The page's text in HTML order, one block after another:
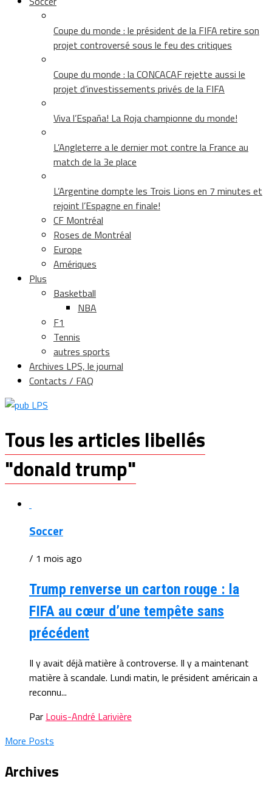
Coupe du monde : le président de la FIFA retire son
projet controversé sous le feu des critiques
Coupe du monde : la CONCACAF rejette aussi le
projet d’investissements privés de la FIFA
Viva l’España! La Roja championne du monde!
L’Angleterre a le dernier mot contre la France au
match de la 3e place
L’Argentine dompte les Trois Lions en 7 minutes et
rejoint l’Espagne en finale!
CF Montréal
Roses de Montréal
Europe
Amériques
Plus
Basketball
NBA
F1
Tennis
autres sports
Archives LPS, le journal
Contacts / FAQ
Tous les articles libellés
"donald trump"
Soccer
/ 1 mois ago
Trump renverse un carton rouge : la
FIFA au cœur d’une tempête sans
précédent
Il y avait déjà matière à controverse. Il y a maintenant
matière à scandale. Lundi matin, le président américain a
reconnu...
Par Louis-André Larivière
More Posts
Archives